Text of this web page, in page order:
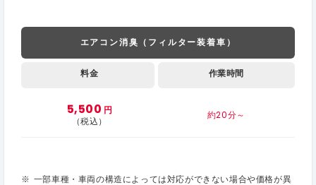
エアコン消臭（フィルター装着車）
料金 作業時間
5,500 円
（税込）
約20分～
一部車種・車両の構造によっては対応ができない場合や価格が異